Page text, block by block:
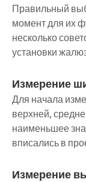
Правильный
момент для их
несколько
установки
Измерение
Для начала
верхней,
наименьшее
вписались в
Измерение